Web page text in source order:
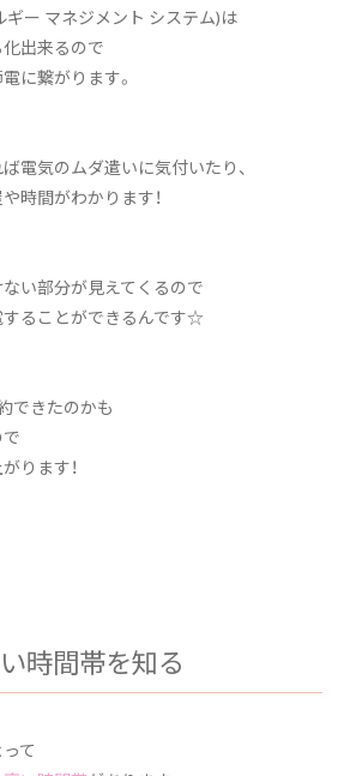
ギー マネジメント システム)は
出来るので
に繋がります。
電気のムダ遣いに気付いたり、
時間がわかります！
い部分が見えてくるので
ることができるんです☆
できたのかも
ります！
時間帯を知る
て